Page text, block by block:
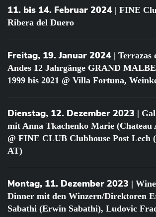
11. bis 14. Februar 2024 | FINE
Ribera del Duero
Freitag, 19. Januar 2024 | Terrazas
Andes 12 Jahrgänge GRAND
1999 bis 2021 @ Villa Fortuna,
Dienstag, 12. Dezember 2023 |
mit Anna Tkachenko Marie (Chateau
@ FINE CLUB Clubhouse Post Lech
AT)
Montag, 11. Dezember 2023 |
Dinner mit den Winzern/Direktoren
Sabathi (Erwin Sabathi), Ludovic